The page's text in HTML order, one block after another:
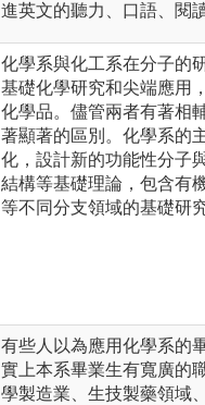
進英文的聽力、口語、閱
化學系與化工系在分子的
基礎化學研究和尖端應用
化學品。儘管兩者有著相
著顯著的區別。化學系的
化，設計新的功能性分子
結構等基礎理論，包含有
等不同分支領域的基礎研究
有些人以為應用化學系的
實上本系畢業生有寬廣的
學製造業、生技製藥領域